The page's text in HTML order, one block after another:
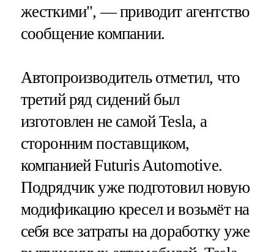
жесткими", — приводит агентство
сообщение компании.
Автопроизводитель отметил, что
третий ряд сидений был
изготовлен не самой Tesla, а
сторонним поставщиком,
компанией Futuris Automotive.
Подрядчик уже подготовил новую
модификацию кресел и возьмёт на
себя все затраты на доработку уже